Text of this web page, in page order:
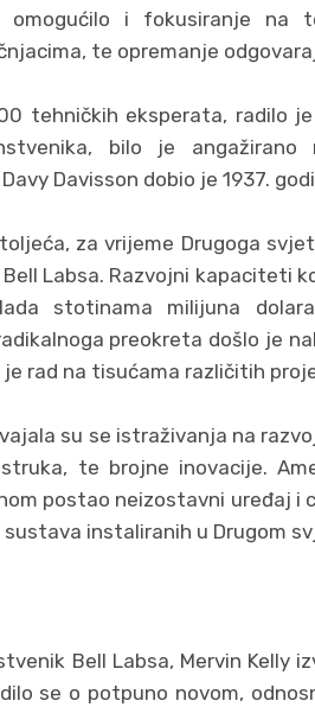
i fokusiranje na
te opremanje
tehničkih eksperata, radilo
bilo je
Davisson dobio je 1937.
za vrijeme Drugoga
Labsa. Razvojni kapaciteti
stotinama milijuna
preokreta došlo je
je rad na tisućama različitih
su se istraživanja na
te brojne inovacije.
postao neizostavni uređaj i
instaliranih u Drugom
Bell Labsa, Mervin Kelly
se o potpuno novom,